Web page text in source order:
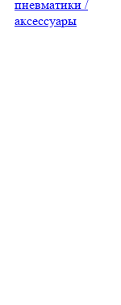
пневматики /
аксессуары